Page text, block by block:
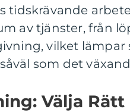
tidskrävande
av tjänster, från
vilket lämpar
som det
Välja